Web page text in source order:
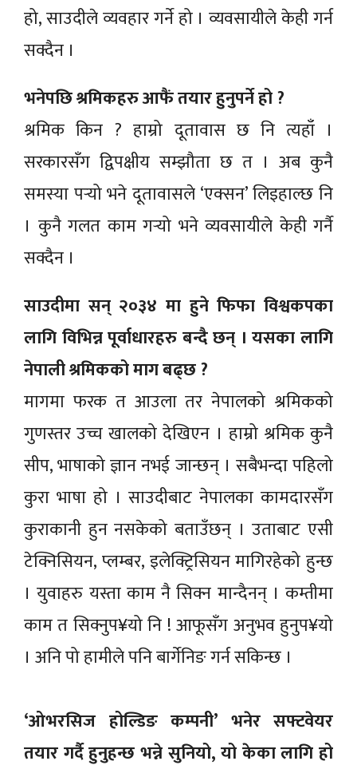
हो, साउदीले व्यवहार गर्ने हो । व्यवसायीले केही गर्न
सक्दैन ।
भनेपछि श्रमिकहरु आफैं तयार हुनुपर्ने हो ?
श्रमिक किन ? हाम्रो दूतावास छ नि त्यहाँ ।
सरकारसँग द्विपक्षीय सम्झौता छ त । अब कुनै
समस्या पर्‍यो भने दूतावासले ‘एक्सन’ लिइहाल्छ नि
। कुनै गलत काम गर्‍यो भने व्यवसायीले केही गर्नै
सक्दैन ।
साउदीमा सन् २०३४ मा हुने फिफा विश्वकपका
लागि विभिन्न पूर्वाधारहरु बन्दै छन् । यसका लागि
नेपाली श्रमिकको माग बढ्छ ?
मागमा फरक त आउला तर नेपालको श्रमिकको
गुणस्तर उच्च खालको देखिएन । हाम्रो श्रमिक कुनै
सीप, भाषाको ज्ञान नभई जान्छन् । सबैभन्दा पहिलो
कुरा भाषा हो । साउदीबाट नेपालका कामदारसँग
कुराकानी हुन नसकेको बताउँछन् । उताबाट एसी
टेक्निसियन, प्लम्बर, इलेक्ट्रिसियन मागिरहेको हुन्छ
। युवाहरु यस्ता काम नै सिक्न मान्दैनन् । कम्तीमा
काम त सिक्नुप¥यो नि ! आफूसँग अनुभव हुनुप¥यो
। अनि पो हामीले पनि बार्गेनिङ गर्न सकिन्छ ।
‘ओभरसिज होल्डिङ कम्पनी’ भनेर सफ्टवेयर
तयार गर्दै हुनुहन्छ भन्ने सुनियो, यो केका लागि हो